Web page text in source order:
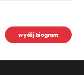
wyślij biogram